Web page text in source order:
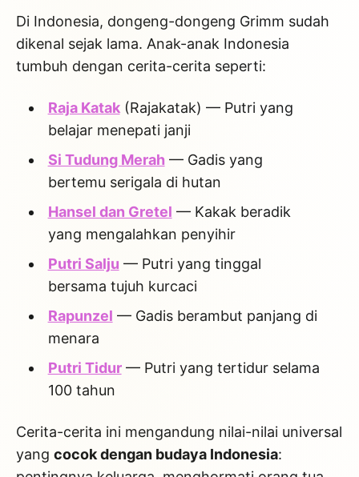
Di Indonesia, dongeng-dongeng Grimm sudah
dikenal sejak lama. Anak-anak Indonesia
tumbuh dengan cerita-cerita seperti:
Raja Katak(Rajakatak) — Putri yang
belajar menepati janji
Si Tudung Merah— Gadis yang
bertemu serigala di hutan
Hansel dan Gretel — Kakak beradik
yang mengalahkan penyihir
Putri Salju — Putri yang tinggal
bersama tujuh kurcaci
Rapunzel — Gadis berambut panjang di
menara
Putri Tidur— Putri yang tertidur selama
100 tahun
Cerita-cerita ini mengandung nilai-nilai universal
yang cocok dengan budaya Indonesia: